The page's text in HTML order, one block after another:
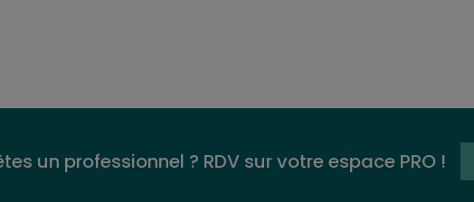
un professionnel ? RDV sur votre espace PRO !